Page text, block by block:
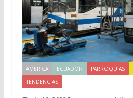
AMERICA ECUADOR PARROQUIAS
TENDENCIAS